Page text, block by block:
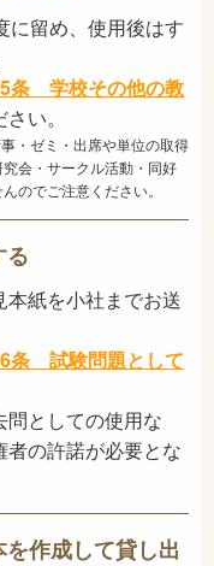
に留め、使用後はす
条 学校その他の教
い。
・ゼミ・出席や単位の取得
会・サークル活動・同好
のでご注意ください。
る
紙を小社までお送
条 試験問題として
としての使用な
の許諾が必要とな
作成して貸し出